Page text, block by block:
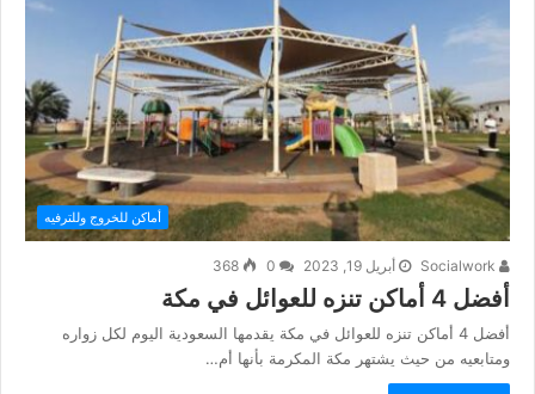
أماكن للخروج وللترفيه
أبريل 19, 2023 368
أفضل 4 أماكن تنزه للعوائل في مكة
أفضل 4 أماكن تنزه للعوائل في مكة يقدمها السعودية اليوم لكل زواره
ومتابعيه من حيث يشتهر مكة المكرمة بأنها أم…